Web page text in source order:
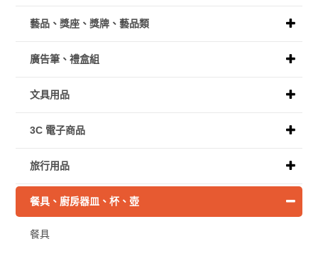
藝品、獎座、獎牌、藝品類
廣告筆、禮盒組
文具用品
3C 電子商品
旅行用品
餐具、廚房器皿、杯、壺
餐具